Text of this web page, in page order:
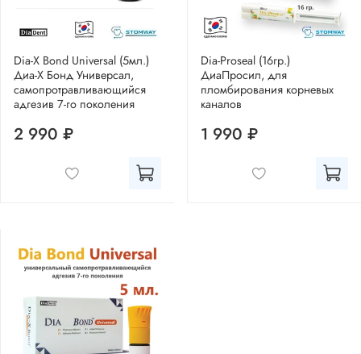
Dia-X Bond Universal (5мл.)
Диа-Х Бонд Универсал,
самопротравливающийся
адгезив 7-го поколения
2 990 ₽
Dia-Proseal (16гр.)
ДиаПросил, для
пломбирования корневых
каналов
1 990 ₽